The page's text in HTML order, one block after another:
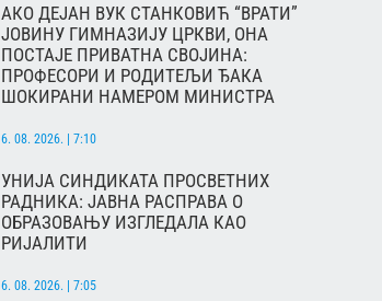
АКО ДЕЈАН ВУК СТАНКОВИЋ “ВРАТИ”
ЈОВИНУ ГИМНАЗИЈУ ЦРКВИ, ОНА
ПОСТАЈЕ ПРИВАТНА СВОЈИНА:
ПРОФЕСОРИ И РОДИТЕЉИ ЂАКА
ШОКИРАНИ НАМЕРОМ МИНИСТРА
6. 08. 2026. | 7:10
УНИЈА СИНДИКАТА ПРОСВЕТНИХ
РАДНИКА: ЈАВНА РАСПРАВА О
ОБРАЗОВАЊУ ИЗГЛЕДАЛА КАО
РИЈАЛИТИ
6. 08. 2026. | 7:05